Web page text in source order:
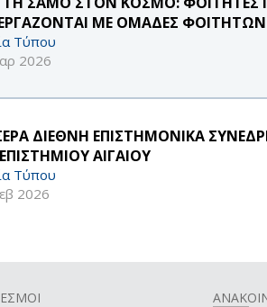
ΜΕ ΟΜΑΔΕΣ ΦΟΙΤΗΤΩΝ
Τύπου
2026
ΔΙΕΘΝΗ ΕΠΙΣΤΗΜΟΝΙΚΑ
ΑΙΓΑΙΟΥ
Τύπου
2026